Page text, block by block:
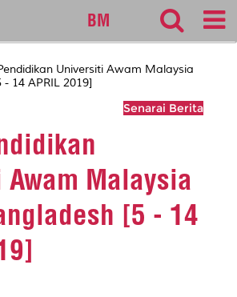
BM
Universiti Awam Malaysia
14 APRIL 2019]
Senarai Berita
Malaysia
[5 - 14